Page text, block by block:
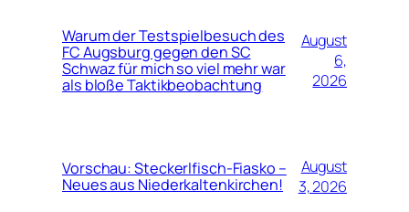
Warum der Testspielbesuch des
FC Augsburg gegen den SC
Schwaz für mich so viel mehr war
als bloße Taktikbeobachtung
August
6,
2026
Vorschau: Steckerlfisch-Fiasko –
Neues aus Niederkaltenkirchen!
August
3, 2026